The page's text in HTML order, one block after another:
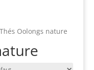
Oolongs nature